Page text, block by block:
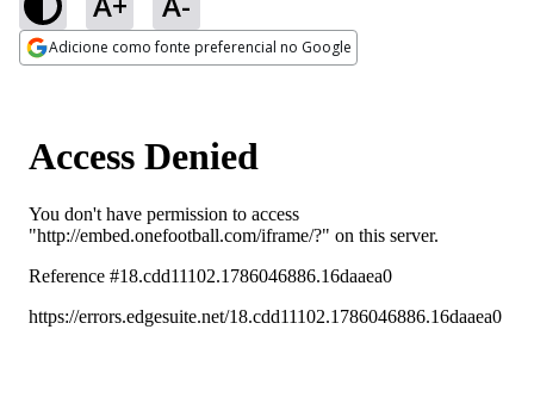
Adicione como fonte preferencial no Google